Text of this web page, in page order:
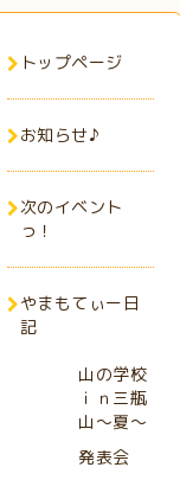
トップページ
お知らせ♪
次のイベント
っ！
やまもてぃー日
記
山の学校
ｉｎ三瓶
山～夏～
発表会